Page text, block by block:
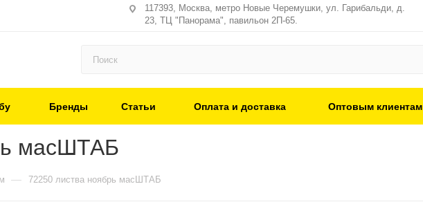
117393, Москва, метро Новые Черемушки, ул. Гарибальди, д.
23, ТЦ "Панорама", павильон 2П-65.
Бренды Статьи Оплата и доставка Оптовым клиентам
масШТАБ
— 72250 листва ноябрь масШТАБ